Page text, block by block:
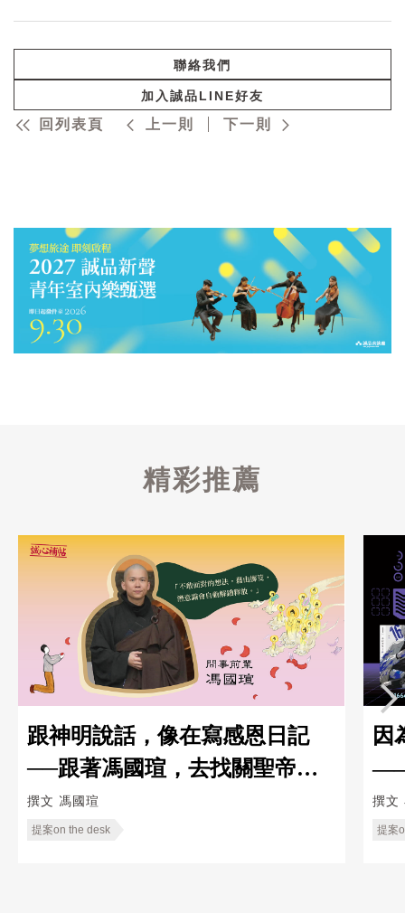
聯絡我們
加入誠品LINE好友
回列表頁 上一則 下一則
精彩推薦
跟神明說話，像在寫感恩日記
──跟著馮國瑄，去找關聖帝君
聊天
撰文 馮國瑄
提案on the desk
因
——
撰文
提案